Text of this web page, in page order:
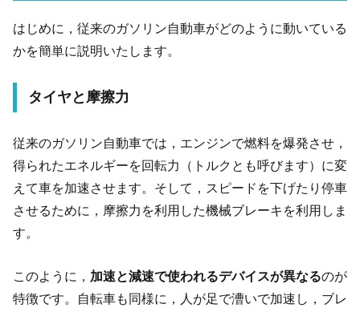
はじめに，従来のガソリン自動車がどのように動いている
かを簡単に説明いたします。
タイヤと摩擦力
従来のガソリン自動車では，エンジンで燃料を爆発させ，
得られたエネルギーを回転力（トルクとも呼びます）に変
えて車を加速させます。そして，スピードを下げたり停車
させるために，摩擦力を利用した機械ブレーキを利用しま
す。
このように， 加速と減速で使われるデバイスが異なるのが
特徴です。自転車も同様に，人が足で漕いで加速し，ブレ